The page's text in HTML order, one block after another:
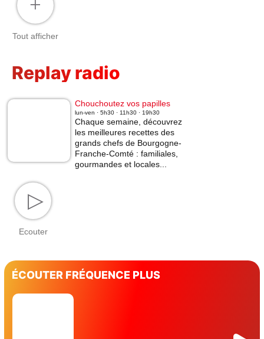
+
Tout afficher
Replay radio
Chouchoutez vos papilles
lun-ven · 5h30 · 11h30 · 19h30
Chaque semaine, découvrez
les meilleures recettes des
grands chefs de Bourgogne-
Franche-Comté : familiales,
gourmandes et locales...
▷
Ecouter
ÉCOUTER FRÉQUENCE PLUS